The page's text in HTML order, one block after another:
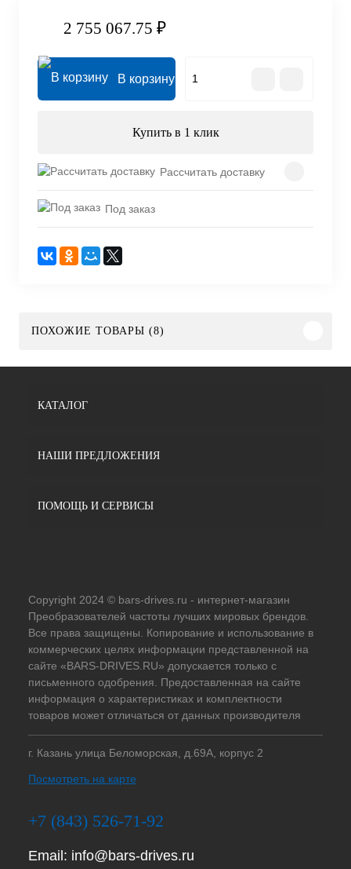
2 755 067.75 ₽
В корзину
Купить в 1 клик
Рассчитать доставку
Под заказ
ПОХОЖИЕ ТОВАРЫ (8)
КАТАЛОГ
НАШИ ПРЕДЛОЖЕНИЯ
ПОМОЩЬ И СЕРВИСЫ
Copyright 2024 © bars-drives.ru - интернет-магазин
Преобразователей частоты лучших мировых брендов.
Все права защищены. Копирование и использование в
коммерческих целях информации представленной на
сайте «BARS-DRIVES.RU» допускается только с
письменного одобрения. Предоставленная на сайте
информация о характеристиках и комплектности
товаров может отличаться от данных производителя
г. Казань улица Беломорская, д.69А, корпус 2
Посмотреть на карте
+7 (843) 526-71-92
Email: info@bars-drives.ru